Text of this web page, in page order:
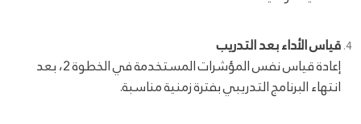
قياس الأداء بعد التدريب
إعادة قياس نفس المؤشرات المستخدمة في الخطوة 2، بعد
انتهاء البرنامج التدريبي بفترة زمنية مناسبة.